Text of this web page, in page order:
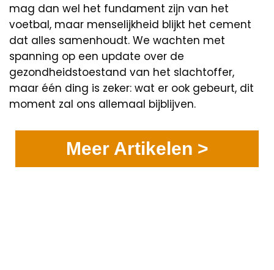
mag dan wel het fundament zijn van het
voetbal, maar menselijkheid blijkt het cement
dat alles samenhoudt. We wachten met
spanning op een update over de
gezondheidstoestand van het slachtoffer,
maar één ding is zeker: wat er ook gebeurt, dit
moment zal ons allemaal bijblijven.
Meer Artikelen >